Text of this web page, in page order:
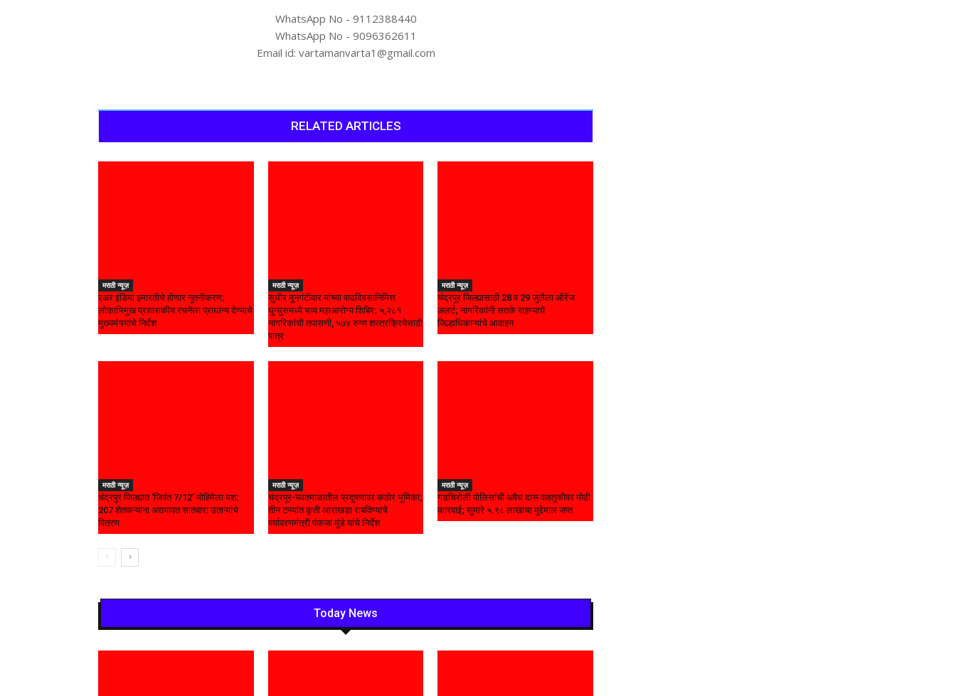
WhatsApp No - 9112388440
WhatsApp No - 9096362611
Email id: vartamanvarta1@gmail.com
RELATED ARTICLES
मराठी न्यूज़
एअर इंडिया इमारतीचे होणार नूतनीकरण;
लोकाभिमुख प्रशासकीय रचनेला प्राधान्य देण्याचे
मुख्यमंत्र्यांचे निर्देश
मराठी न्यूज़
सुधीर मुनगंटीवार यांच्या वाढदिवसानिमित्त
घुग्घुसमध्ये भव्य महाआरोग्य शिबिर; ५,२८१
नागरिकांची तपासणी, ५७४ रुग्ण शस्त्रक्रियेसाठी
पात्र
मराठी न्यूज़
चंद्रपूर जिल्ह्यासाठी 28 व 29 जुलैला ऑरेंज
अलर्ट; नागरिकांनी सतर्क राहण्याचे
जिल्हाधिकाऱ्यांचे आवाहन
मराठी न्यूज़
चंद्रपुर जिल्ह्यात ‘जिवंत 7/12’ मोहिमेला यश;
207 शेतकऱ्यांना अद्ययावत सातबारा उताऱ्यांचे
वितरण
मराठी न्यूज़
चंद्रपूर-यवतमाळातील प्रदूषणावर कठोर भूमिका;
तीन टप्प्यांत कृती आराखडा राबविण्याचे
पर्यावरणमंत्री पंकजा मुंडे यांचे निर्देश
मराठी न्यूज़
गडचिरोली पोलिसांची अवैध दारू वाहतुकीवर मोठी
कारवाई; सुमारे ५.९८ लाखांचा मुद्देमाल जप्त
Today News